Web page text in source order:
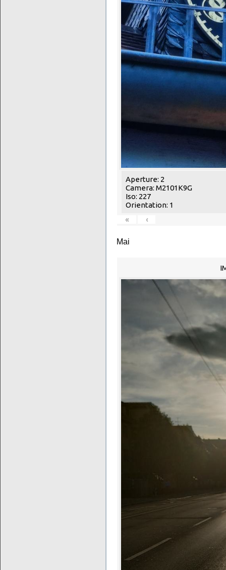
Aperture: 2
Camera: M2101K9G
Iso: 227
Orientation: 1
«
‹
Mai